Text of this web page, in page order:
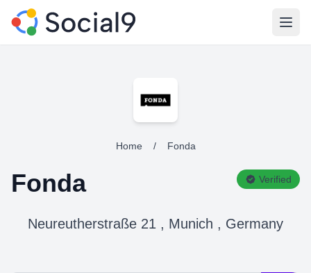
Home / Fonda
Fonda Verified
Neureutherstraße 21 , Munich , Germany